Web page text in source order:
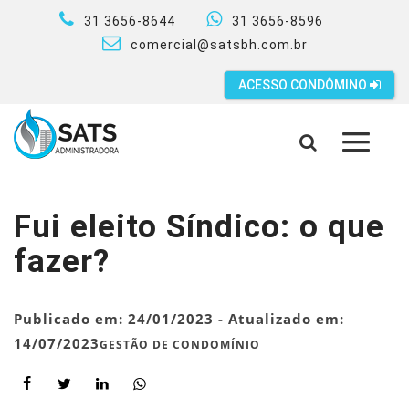
31 3656-8644
31 3656-8596
comercial@satsbh.com.br
ACESSO CONDÔMINO
MENU
Fui eleito Síndico: o que
fazer?
Publicado em: 24/01/2023 - Atualizado em:
14/07/2023GESTÃO DE CONDOMÍNIO